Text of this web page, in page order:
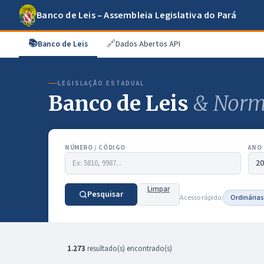
Banco de Leis – Assembleia Legislativa do Pará
📚Banco de Leis 🔗Dados Abertos API
LEGISLAÇÃO ESTADUAL
Banco de Leis &
NÚMERO / CÓDIGO ANO
Pesquisar Limpar
Acesso rápido: Ordinárias
1.273 resultado(s) encontrado(s)